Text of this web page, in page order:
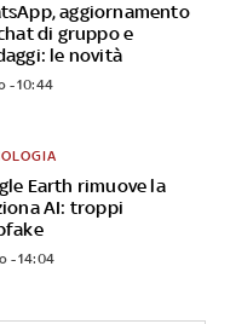
aggiornamento
di gruppo e
le novità
- 10:44
Earth rimuove la
AI: troppi
- 14:04